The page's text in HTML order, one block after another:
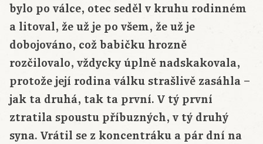
bylo po válce, otec seděl v kruhu rodinném
a litoval, že už je po všem, že už je
dobojováno, což babičku hrozně
rozčilovalo, vždycky úplně nadskakovala,
protože její rodina válku strašlivě zasáhla –
jak ta druhá, tak ta první. V tý první
ztratila spoustu příbuzných, v tý druhý
syna. Vrátil se z koncentráku a pár dní na